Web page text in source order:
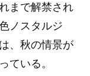
まで解禁され
ノスタルジ
、秋の情景が
ている。